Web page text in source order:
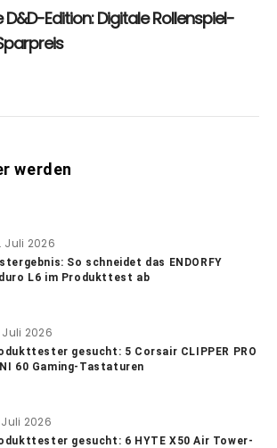
werden
Juli 2026
So schneidet das ENDORFY
L6 im Produkttest ab
Juli 2026
gesucht: 5 Corsair CLIPPER PRO
60 Gaming-Tastaturen
Juli 2026
gesucht: 6 HYTE X50 Air Tower-